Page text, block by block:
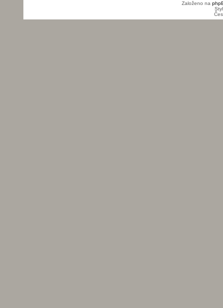
Založeno na